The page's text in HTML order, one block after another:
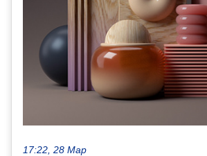
17:22, 28 Мар